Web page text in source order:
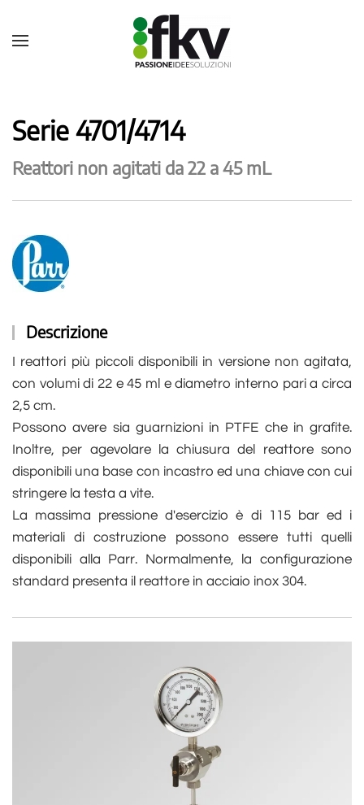
Serie 4701/4714
Reattori non agitati da 22 a 45 mL
Descrizione
I reattori più piccoli disponibili in versione non agitata,
con volumi di 22 e 45 ml e diametro interno pari a circa
2,5 cm.
Possono avere sia guarnizioni in PTFE che in grafite.
Inoltre, per agevolare la chiusura del reattore sono
disponibili una base con incastro ed una chiave con cui
stringere la testa a vite.
La massima pressione d'esercizio è di 115 bar ed i
materiali di costruzione possono essere tutti quelli
disponibili alla Parr. Normalmente, la configurazione
standard presenta il reattore in acciaio inox 304.